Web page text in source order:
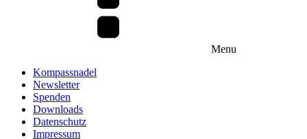
Menu
Kompassnadel
Newsletter
Spenden
Downloads
Datenschutz
Impressum